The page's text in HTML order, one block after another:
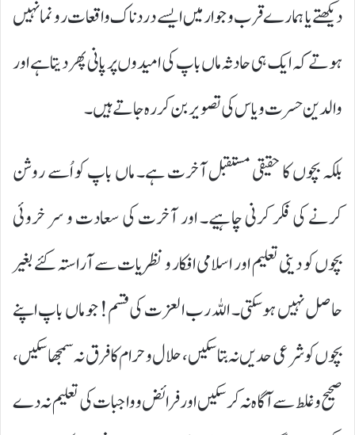
دیکھتے یا ہمارے قرب و جوار میں ایسے دردناک واقعات رو نما نہیں
ہوتے کہ ایک ہی حادثہ ماں باپ کی امیدوں پر پانی پھر دیتا ہے اور
والدین حسرت و یاس کی تصویر بن کر رہ جاتے ہیں۔
بلکہ بچوں کا حقیقی مستقبل آخرت ہے۔ ماں باپ کو اُسے روشن
کرنے کی فکر کرنی چاہیے۔ اور آخرت کی سعادت و سر خروئی
بچوں کو دینی تعلیم اور اسلامی افکار و نظریات سے آراستہ کئے بغیر
حاصل نہیں ہو سکتی۔ اللہ رب العزت کی قسم! جو ماں باپ اپنے
بچوں کو شرعی حدیں نہ بتا سکیں، حلال و حرام کا فرق نہ سمجھا سکیں،
صحیح و غلط سے آگاہ نہ کر سکیں اور فرائض و واجبات کی تعلیم نہ دے